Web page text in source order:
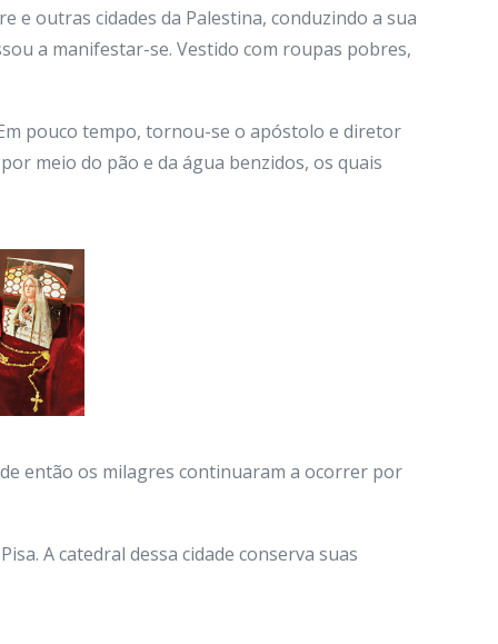
e outras cidades da Palestina, conduzindo a sua
a manifestar-se. Vestido com roupas pobres,
pouco tempo, tornou-se o apóstolo e diretor
meio do pão e da água benzidos, os quais
então os milagres continuaram a ocorrer por
A catedral dessa cidade conserva suas